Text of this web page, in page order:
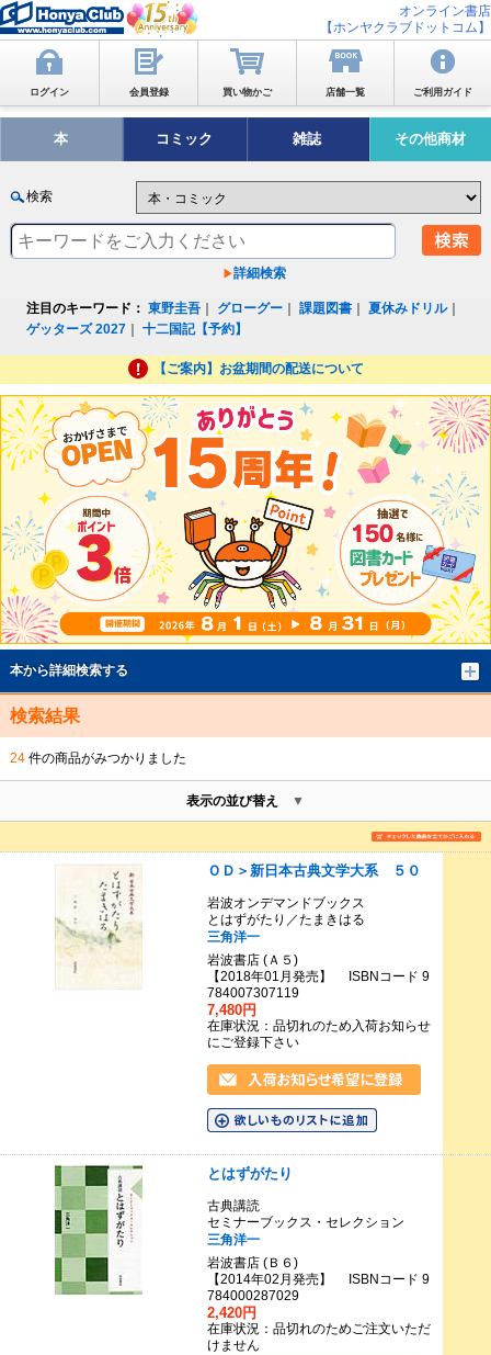
オンライン書店
【ホンヤクラブドットコム】
ログイン 会員登録 買い物かご 店舗一覧 ご利用ガイド
本 コミック 雑誌 その他商材
検索
詳細検索
注目のキーワード： 東野圭吾 グローグー ｜課題図書 ｜夏休みドリル｜
ゲッターズ 2027 ｜十二国記【予約】
【ご案内】お盆期間の配送について
本から詳細検索する
検索結果
24件の商品がみつかりました
表示の並び替え
ＯＤ＞新日本古典文学大系 ５０
岩波オンデマンドブックス
とはずがたり／たまきはる
三角洋一
岩波書店 (Ａ５)
【2018年01月発売】 ISBNコード 9
784007307119
7,480円
在庫状況：品切れのため入荷お知らせ
にご登録下さい
とはずがたり
古典講読
セミナーブックス・セレクション
三角洋一
岩波書店 (Ｂ６)
【2014年02月発売】 ISBNコード 9
784000287029
2,420円
在庫状況：品切れのためご注文いただ
けません